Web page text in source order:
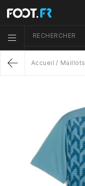
Menu list icon
RECHERCHER
Accueil Maillots